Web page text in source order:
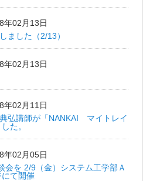
年02月13日
ました（2/13）
年02月13日
年02月11日
弘講師が「NANKAI マイトレイ
た。
年02月05日
会を 2/9（金）システム工学部Ａ
て開催